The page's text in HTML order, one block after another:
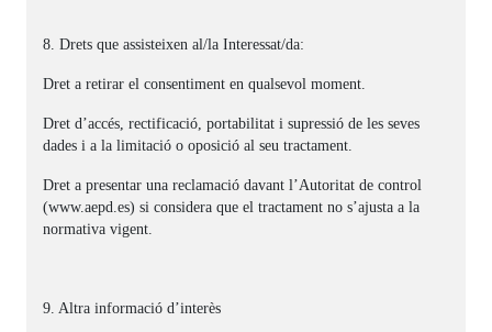
8. Drets que assisteixen al/la Interessat/da:
Dret a retirar el consentiment en qualsevol moment.
Dret d’accés, rectificació, portabilitat i supressió de les seves
dades i a la limitació o oposició al seu tractament.
Dret a presentar una reclamació davant l’Autoritat de control
(www.aepd.es) si considera que el tractament no s’ajusta a la
normativa vigent.
9. Altra informació d’interès